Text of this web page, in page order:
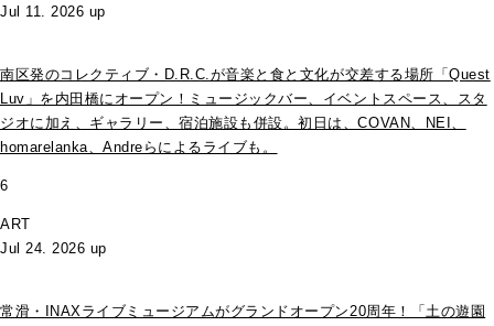
Jul 11. 2026 up
南区発のコレクティブ・D.R.C.が⾳楽と⾷と⽂化が交差する場所「Quest
Luv」を内田橋にオープン！ミュージックバー、イベントスペース、スタ
ジオに加え、ギャラリー、宿泊施設も併設。初日は、COVAN、NEI、
homarelanka、Andreらによるライブも。
6
ART
Jul 24. 2026 up
常滑・INAXライブミュージアムがグランドオープン20周年！「土の遊園